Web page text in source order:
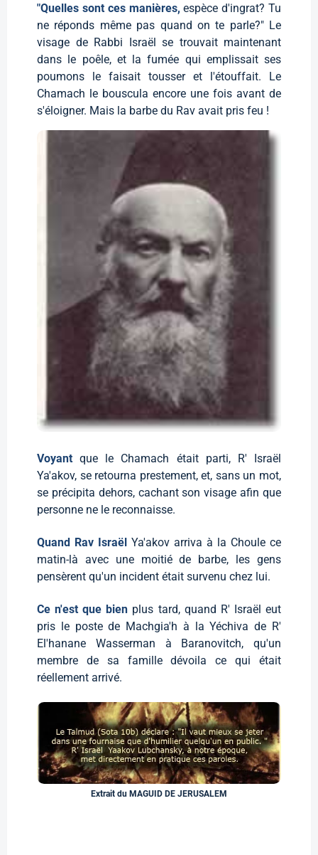
"Quelles sont ces manières,espèce d'ingrat? Tu
ne réponds même pas quand on te parle?" Le
visage de Rabbi Israël se trouvait maintenant
dans le poêle, et la fumée qui emplissait ses
poumons le faisait tousser et l'étouffait. Le
Chamach le bouscula encore une fois avant de
s'éloigner. Mais la barbe du Rav avait pris feu !
Voyantque le Chamach était parti, R' Israël
Ya'akov, se retourna prestement, et, sans un mot,
se précipita dehors, cachant son visage afin que
personne ne le reconnaisse.
Quand Rav Israël Ya'akov arriva à la Choule ce
matin-là avec une moitié de barbe, les gens
pensèrent qu'un incident était survenu chez lui.
Ce n'est que bien plus tard, quand R' Israël eut
pris le poste de Machgia'h à la Yéchiva de R'
El'hanane Wasserman à Baranovitch, qu'un
membre de sa famille dévoila ce qui était
réellement arrivé.
Extrait du MAGUID DE JERUSALEM